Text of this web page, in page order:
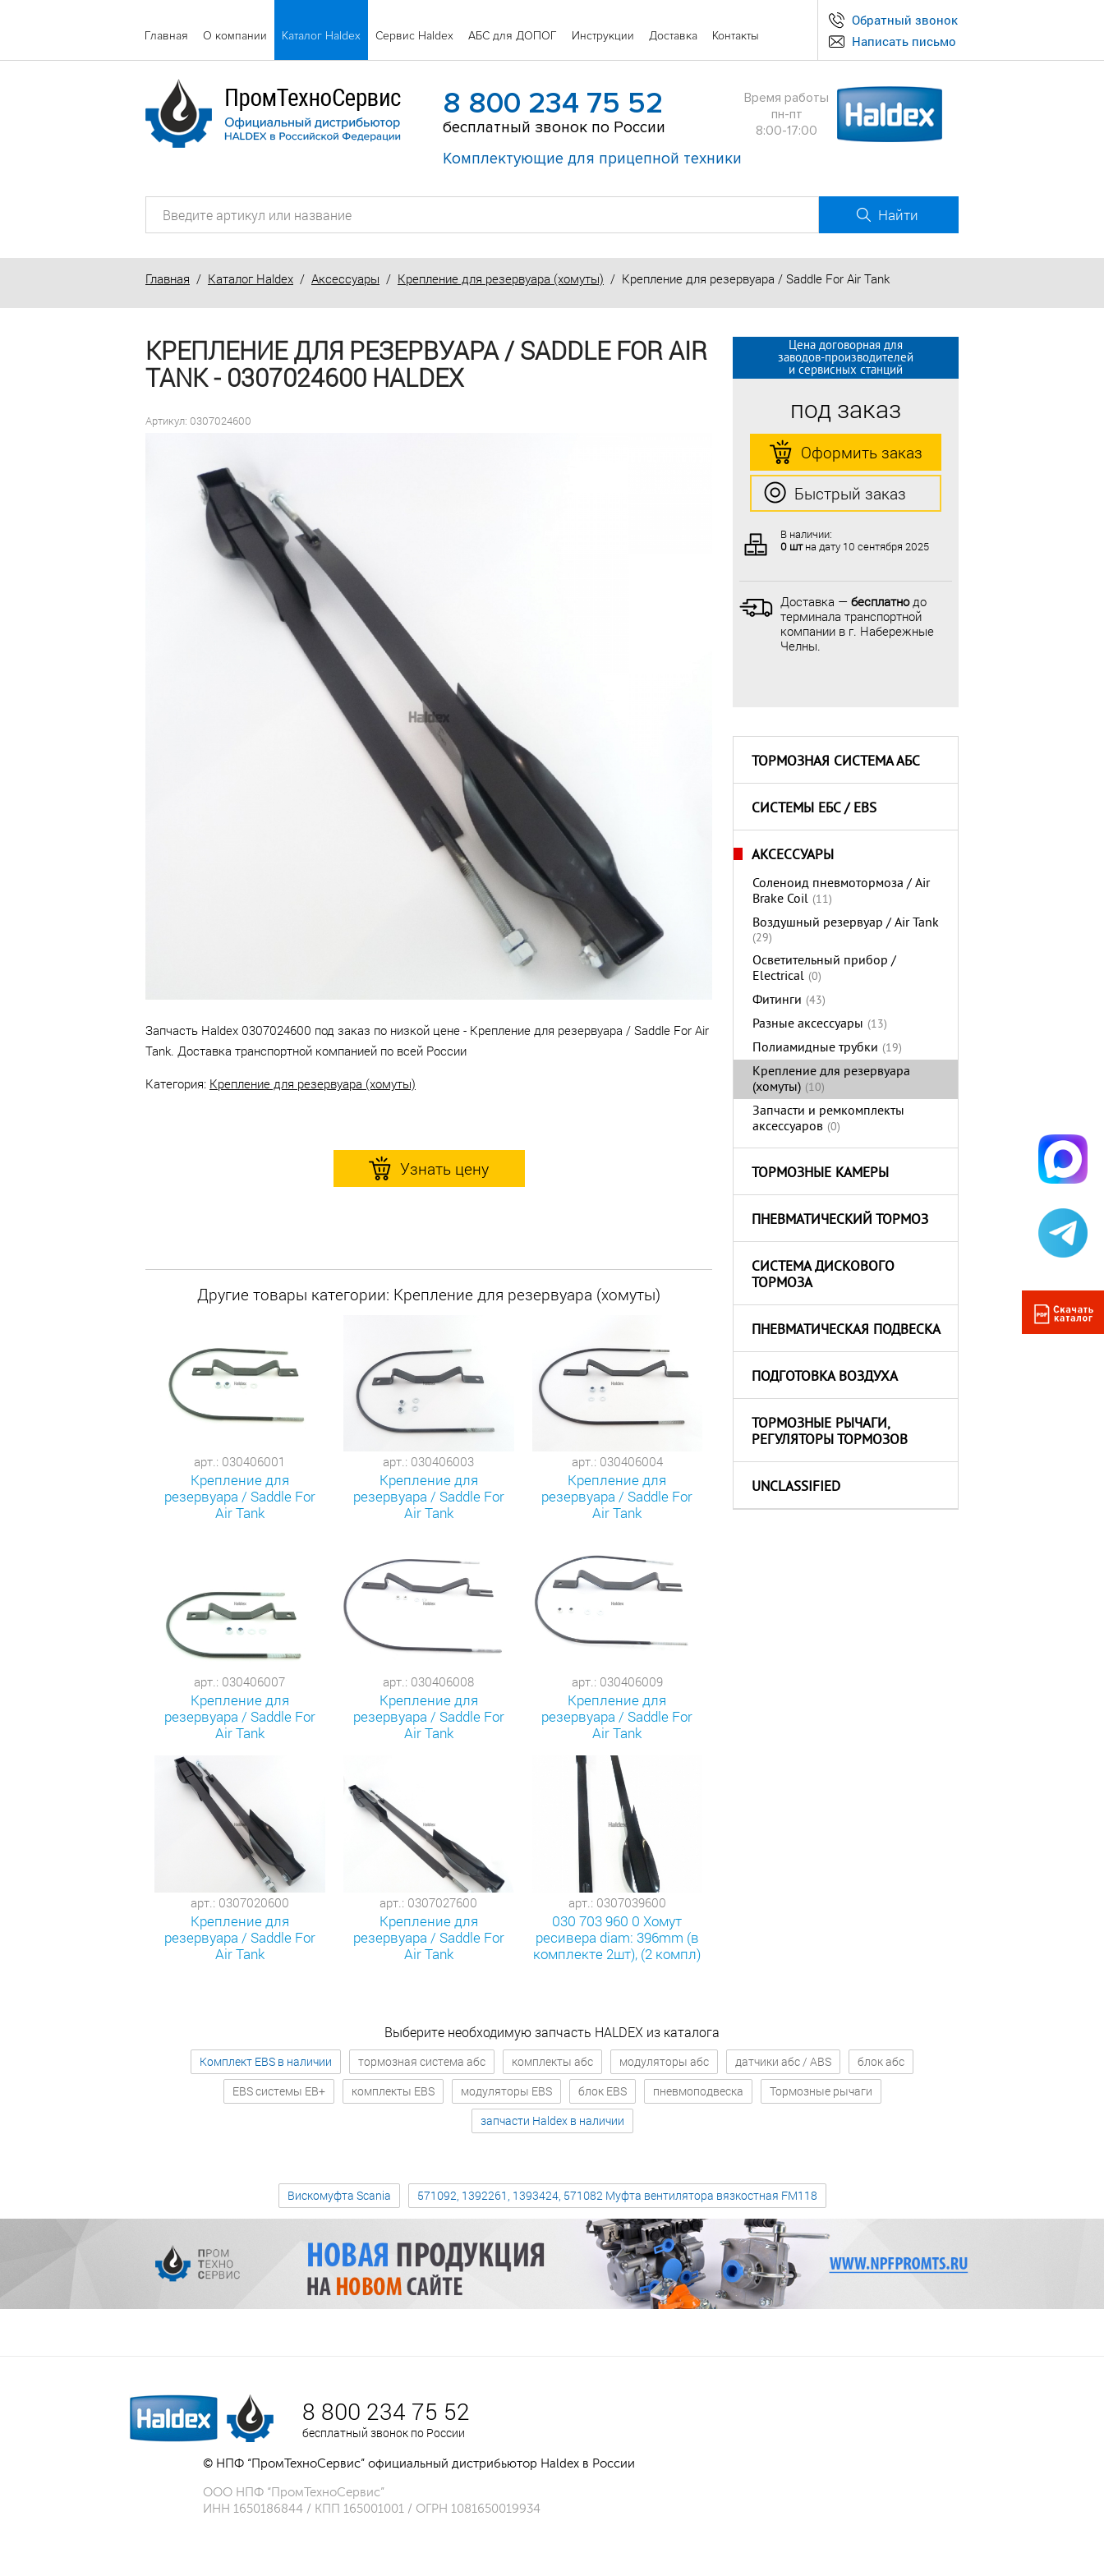
Обратный звонок
Написать письмо
Главная О компании Каталог Haldex Сервис Haldex АБС для ДОПОГ Инструкции Доставка Контакты
8 800 234 75 52
бесплатный звонок по России
Комплектующие для прицепной техники
Время работы
пн-пт
8:00-17:00
Найти
Главная / Каталог Haldex / Аксессуары / Крепление для резервуара (хомуты) / Крепление для резервуара / Saddle For Air Tank
Цена договорная для
заводов-производителей
и сервисных станций
под заказ
Оформить заказ
Быстрый заказ
В наличии:
0 штна дату 10 сентября 2025
Доставка — бесплатнодо
терминала транспортной
компании в г. Набережные
Челны.
ТОРМОЗНАЯ СИСТЕМА АБС
СИСТЕМЫ ЕБС / EBS
АКСЕССУАРЫ
Соленоид пневмотормоза / Air
Brake Coil (11)
Воздушный резервуар / Air Tank
(29)
Oсветительный прибор /
Electrical (0)
Фитинги (43)
Разные аксессуары (13)
Полиамидные трубки (19)
Крепление для резервуара
(хомуты) (10)
Запчасти и ремкомплекты
аксессуаров (0)
ТОРМОЗНЫЕ КАМЕРЫ
ПНЕВМАТИЧЕСКИЙ ТОРМОЗ
СИСТЕМА ДИСКОВОГО
ТОРМОЗА
ПНЕВМАТИЧЕСКАЯ ПОДВЕСКА
ПОДГОТОВКА ВОЗДУХА
ТОРМОЗНЫЕ РЫЧАГИ,
РЕГУЛЯТОРЫ ТОРМОЗОВ
UNCLASSIFIED
КРЕПЛЕНИЕ ДЛЯ РЕЗЕРВУАРА / SADDLE FOR AIR
TANK - 0307024600 HALDEX
Артикул: 0307024600
и сервисных станций
под заказ
Оформить заказ
Быстрый заказ
10 сентября 2025
до
компании в г. Набережные
Запчасть Haldex 0307024600 под заказ по низкой цене - Крепление для резервуара / Saddle For Air
Tank. Доставка транспортной компанией по всей России
Категория: Крепление для резервуара (хомуты)
Узнать цену
Другие товары категории: Крепление для резервуара (хомуты)
арт.: 030406001
Крепление для
резервуара / Saddle For
Air Tank
арт.: 030406003
Крепление для
резервуара / Saddle For
Air Tank
арт.: 030406004
Крепление для
резервуара / Saddle For
Air Tank
арт.: 030406007
Крепление для
резервуара / Saddle For
Air Tank
арт.: 030406008
Крепление для
резервуара / Saddle For
Air Tank
арт.: 030406009
Крепление для
резервуара / Saddle For
Air Tank
арт.: 0307020600
Крепление для
резервуара / Saddle For
Air Tank
арт.: 0307027600
Крепление для
резервуара / Saddle For
Air Tank
арт.: 0307039600
030 703 960 0 Хомут
ресивера diam: 396mm (в
комплекте 2шт), (2 компл)
Выберите необходимую запчасть HALDEX из каталога
Комплект EBS в наличии тормозная система абс комплекты абс модуляторы абс датчики абс / ABS
блок абс
EBS системы EB+
комплекты EBS модуляторы EBS блок EBS пневмоподвеска
Тормозные рычаги
запчасти Haldex в наличии
Вискомуфта Scania 571092, 1392261, 1393424, 571082 Муфта вентилятора вязкостная FM118
8 800 234 75 52
бесплатный звонок по России
© НПФ “ПромТехноСервис” официальный дистрибьютор Haldex в России
ООО НПФ “ПромТехноСервис”
ИНН 1650186844 / КПП 165001001 / ОГРН 1081650019934